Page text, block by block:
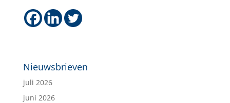
Nieuwsbrieven
juli 2026
juni 2026